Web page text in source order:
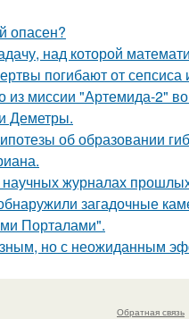
опасен?
над которой
погибают от
из миссии "Артемида-2"
Деметры.
об образовании
журналах
загадочные
Порталами".
но с неожиданным
Обратная связь